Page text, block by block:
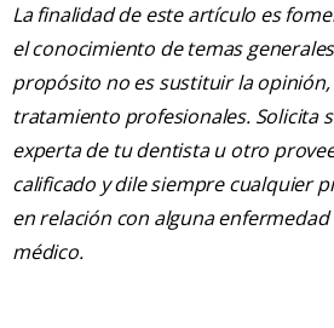
La finalidad de este artículo es
el conocimiento de temas
propósito no es sustituir la
tratamiento profesionales. Solicita
experta de tu dentista u otro
calificado y dile siempre cualquier
en relación con alguna
médico.